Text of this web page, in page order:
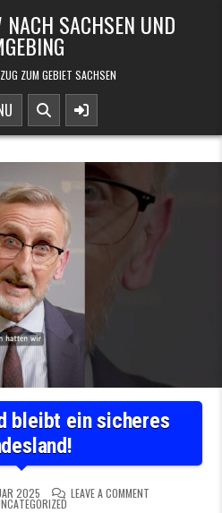
SACHSEN UND
ZUM GEBIET SACHSEN
bleibt ein sicheres
2025 LEAVE A COMMENT
IN